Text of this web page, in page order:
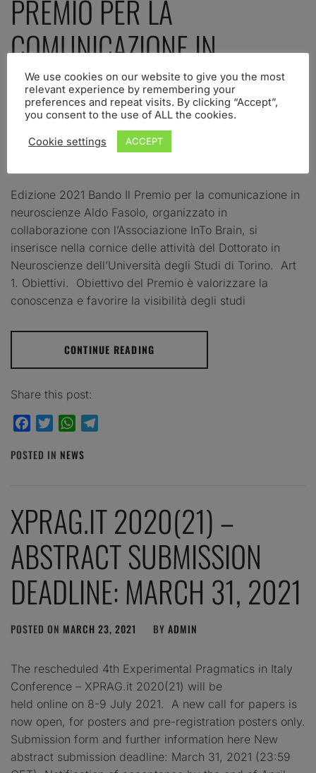
PREMIO PER LA
COMUNICAZIONE IN
NEUROSCIENZE “ALDO
FASOLO”
DECEMBER 28, 2021 BY
Edizione 2021 Bando Il Premio per la comunicazione in
neuroscienze Aldo Fasolo, organizzato in
collaborazione con l’Associazione InTo Brain, si
inserisce nella cornice delle attività del Dottorato in
Neuroscienze dell’Università degli Studi di Torino. Art
1. Obiettivi. Obiettivo del Premio è valorizzare la
conoscenza e favorire la visibilità degli studi
CONTINUE READING
Share this post:
FacebookTwitterWhatsApp
POSTED IN NEWS
XPRAG.IT 2020(21) –
ABSTRACT SUBMISSION
DEADLINE: MARCH 31, 2021
POSTED ON MARCH 23, 2021 BY ADMIN
The rescheduled 4th Experimental Pragmatics in Italy
Conference – XPRAG.it 2020(21) will be
held online on 8-9 July 2021. A new call for papers is
now open, for posters and pre-registration posters only.
Submission form and further information here New
abstract submission deadline: March 31, 2021 (23:59
We use cookies on our website to give you the most
relevant experience by remembering your
preferences and repeat visits. By clicking “Accept”,
you consent to the use of ALL the cookies.
Cookie settings ACCEPT